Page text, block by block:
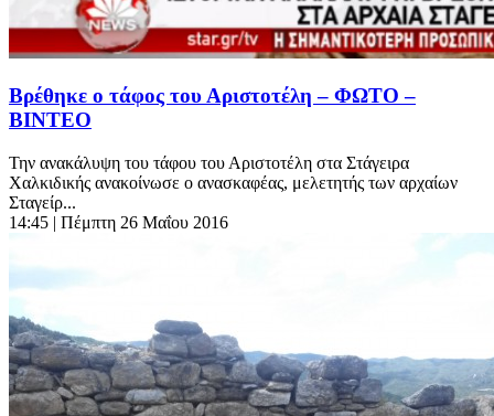
Βρέθηκε ο τάφος του Αριστοτέλη – ΦΩΤΟ –
ΒΙΝΤΕΟ
Την ανακάλυψη του τάφου του Αριστοτέλη στα Στάγειρα
Χαλκιδικής ανακοίνωσε ο ανασκαφέας, μελετητής των αρχαίων
Σταγείρ...
14:45 | Πέμπτη 26 Μαΐου 2016